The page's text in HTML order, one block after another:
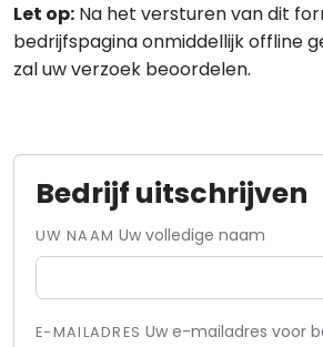
Let op: Na het versturen van dit
bedrijfspagina onmiddellijk offline
zal uw verzoek beoordelen.
Bedrijf uitschrijven
UW NAAM Uw volledige naam
E-MAILADRES Uw e-mailadres voor